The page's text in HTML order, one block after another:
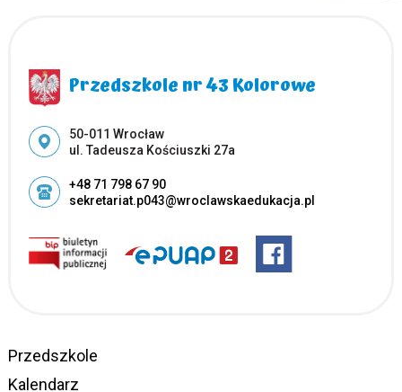
Przedszkole nr 43 Kolorowe
Adres pocztowy:
50-011 Wrocław
ul. Tadeusza Kościuszki 27a
+48 71 798 67 90
sekretariat.p043@wroclawskaedukacja.pl
Przedszkole
Kalendarz